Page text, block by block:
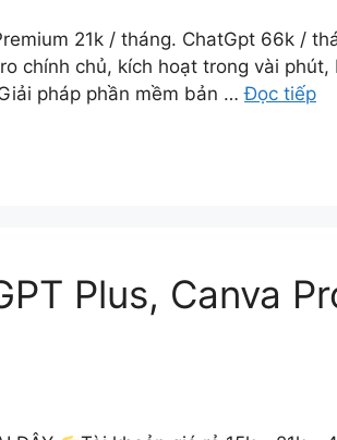
21k / tháng. ChatGpt 66k /
chính chủ, kích hoạt trong vài
pháp phần mềm bản …Đọc tiếp
Plus, Canva